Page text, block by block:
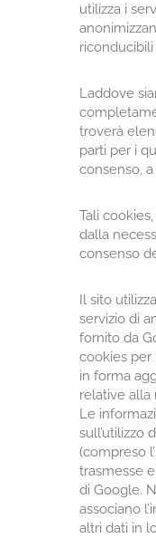
utilizza i
Laddove
troverà
parti per i
consenso,
Tali
dalla
consenso
Il sito
servizio di
fornito da
cookies per
in forma
relative alla
Le
sull’utilizzo
(compreso
trasmesse
di Google.
associano
altri dati in